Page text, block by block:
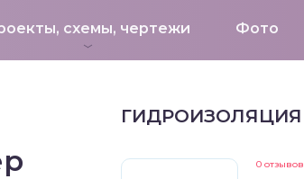
схемы, чертежи Фото
ГИДРОИЗОЛЯЦИЯ
0 отзывов